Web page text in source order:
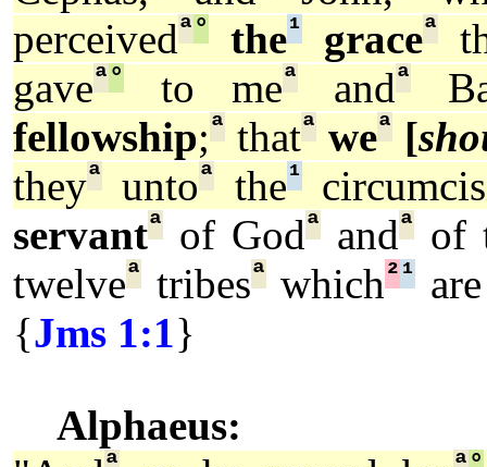
perceivedª° the¹ graceª
gaveª° to meª andª
fellowship;ª thatª weª [
theyª untoª the¹
servantª of Godªandªof
twelveª tribesªwhich²¹
{Jms 1:1}
Alphaeus: